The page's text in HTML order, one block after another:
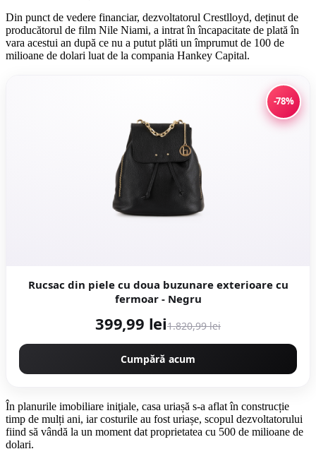
Din punct de vedere financiar, dezvoltatorul Crestlloyd, deținut de
producătorul de film Nile Niami, a intrat în încapacitate de plată în
vara acestui an după ce nu a putut plăti un împrumut de 100 de
milioane de dolari luat de la compania Hankey Capital.
-78%
Rucsac din piele cu doua buzunare exterioare cu
fermoar - Negru
399,99 lei1.820,99 lei
Cumpără acum
În planurile imobiliare iniţiale, casa uriașă s-a aflat în construcție
timp de mulți ani, iar costurile au fost uriașe, scopul dezvoltatorului
fiind să vândă la un moment dat proprietatea cu 500 de milioane de
dolari.